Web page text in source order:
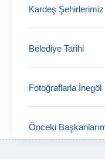
Tekke Mahallesi
Tahtaköprü Mahallesi
Şipali Mahallesi
Şehitler Mahallesi
Kardeş Şehirlerimiz
Belediye Tarihi
Fotoğraflarla İnegöl
Önceki